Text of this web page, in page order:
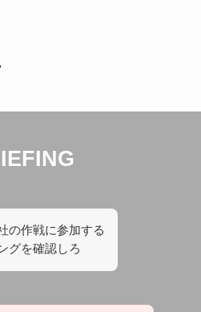
の作戦に参加する
グを確認しろ